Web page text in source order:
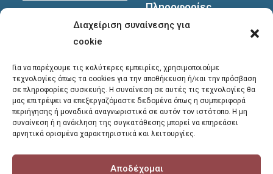
Διαχείριση συναίνεσης για
cookie
Για να παρέχουμε τις καλύτερες εμπειρίες, χρησιμοποιούμε
τεχνολογίες όπως τα cookies για την αποθήκευση ή/και την πρόσβαση
σε πληροφορίες συσκευής. Η συναίνεση σε αυτές τις τεχνολογίες θα
μας επιτρέψει να επεξεργαζόμαστε δεδομένα όπως η συμπεριφορά
περιήγησης ή μοναδικά αναγνωριστικά σε αυτόν τον ιστότοπο. Η μη
συναίνεση ή η ανάκληση της συγκατάθεσης μπορεί να επηρεάσει
αρνητικά ορισμένα χαρακτηριστικά και λειτουργίες.
Αποδέχομαι
Προσωπικών
Πληροφορίες
Διεύθυνση
Χανιά, 731 35
Τηλέφωνα
επικοινωνίας:
28213 41661
28213
E-mail